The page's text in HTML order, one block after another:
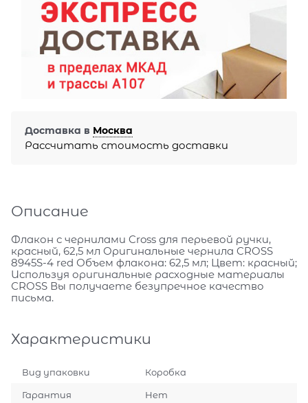
Доставка в Москва
Рассчитать стоимость доставки
Описание
Флакон с чернилами Cross для перьевой ручки,
красный, 62,5 мл Оригинальные чернила CROSS
8945S-4 red Объем флакона: 62,5 мл; Цвет: красный;
Используя оригинальные расходные материалы
СROSS Вы получаете безупречное качество
письма.
Характеристики
Вид упаковки Коробка
Гарантия Нет